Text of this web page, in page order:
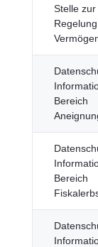
Stelle zur
Bereich
Bereich